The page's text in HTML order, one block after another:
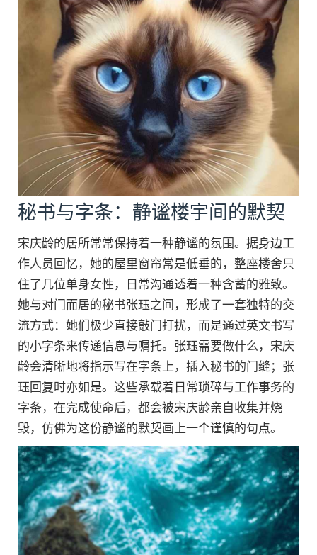
秘书与字条：静谧楼宇间的默契
宋庆龄的居所常常保持着一种静谧的氛围。据身边工
作人员回忆，她的屋里窗帘常是低垂的，整座楼舍只
住了几位单身女性，日常沟通透着一种含蓄的雅致。
她与对门而居的秘书张珏之间，形成了一套独特的交
流方式：她们极少直接敲门打扰，而是通过英文书写
的小字条来传递信息与嘱托。张珏需要做什么，宋庆
龄会清晰地将指示写在字条上，插入秘书的门缝；张
珏回复时亦如是。这些承载着日常琐碎与工作事务的
字条，在完成使命后，都会被宋庆龄亲自收集并烧
毁，仿佛为这份静谧的默契画上一个谨慎的句点。